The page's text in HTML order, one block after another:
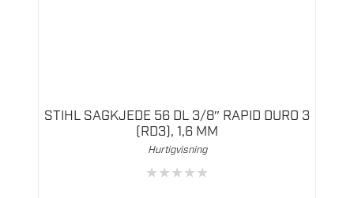
STIHL SAGKJEDE 56 DL 3/8″ RAPID DURO 3
(RD3), 1,6 MM
Hurtigvisning
★★★★★